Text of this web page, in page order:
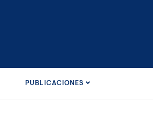
PUBLICACIONES